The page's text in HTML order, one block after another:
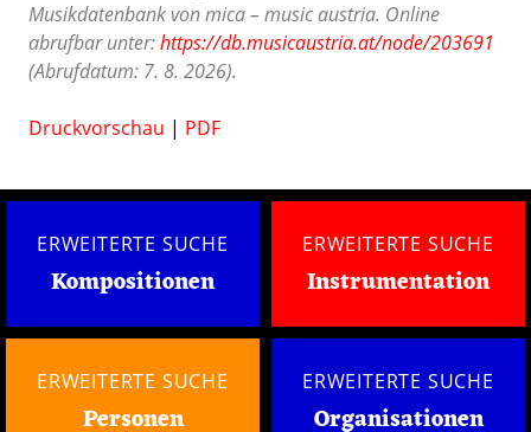
Musikdatenbank von mica – music austria. Online
abrufbar unter:https://db.musicaustria.at/node/203691
(Abrufdatum: 7. 8. 2026).
Druckvorschau | PDF
ERWEITERTE SUCHE
Kompositionen
ERWEITERTE SUCHE
Instrumentation
ERWEITERTE SUCHE
Personen
ERWEITERTE SUCHE
Organisationen